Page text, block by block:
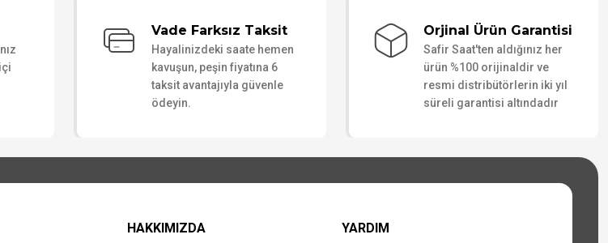
Vade Farksız Taksit
Hayalinizdeki saate hemen
kavuşun, peşin fiyatına 6
taksit avantajıyla güvenle
ödeyin.
Orjinal Ürün Garantisi
Safir Saat'ten aldığınız her
ürün %100 orijinaldir ve
resmi distribütörlerin iki yıl
süreli garantisi altındadır
HAKKIMIZDA YARDIM